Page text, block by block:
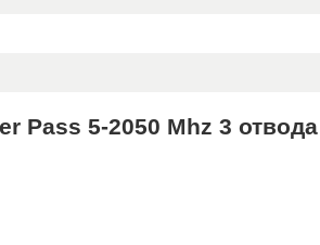
Pass 5-2050 Mhz 3 отвода